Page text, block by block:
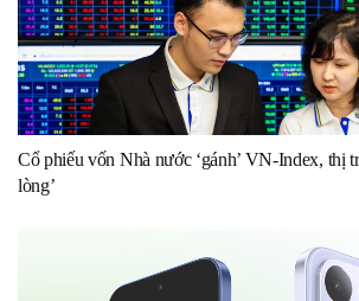
Cổ phiếu vốn Nhà nước ‘gánh’ VN-Index, thị
lòng’